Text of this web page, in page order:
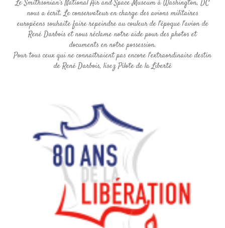
Le Smithsonian’s National Air and Space Museum à Washington, DC
nous a écrit. Le conservateur en charge des avions militaires
européens souhaite faire repeindre au couleur de l'époque l'avion de
René Darbois et nous réclame notre aide pour des photos et
documents en notre possession.
Pour tous ceux qui ne connaîtraient pas encore l'extraordinaire destin
de René Darbois, lisez Pilote de la Liberté